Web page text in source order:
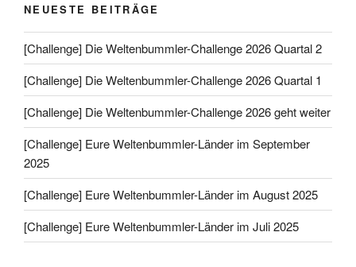
NEUESTE BEITRÄGE
[Challenge] Die Weltenbummler-Challenge 2026 Quartal 2
[Challenge] Die Weltenbummler-Challenge 2026 Quartal 1
[Challenge] Die Weltenbummler-Challenge 2026 geht weiter
[Challenge] Eure Weltenbummler-Länder im September
2025
[Challenge] Eure Weltenbummler-Länder im August 2025
[Challenge] Eure Weltenbummler-Länder im Juli 2025